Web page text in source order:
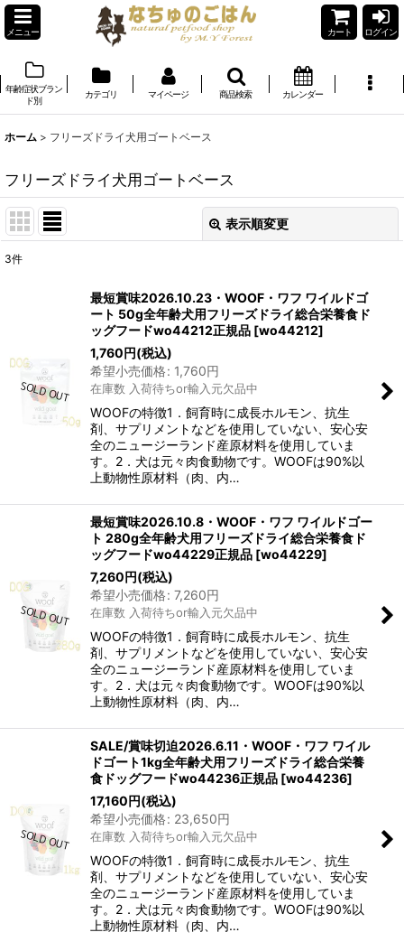
メニュー カート ログイン
年齢症状ブラン
ド別
カテゴリ マイページ 商品検索 カレンダー
ホーム > フリーズドライ犬用ゴートベース
フリーズドライ犬用ゴートベース
表示順変更
並び順
絞り込む
3件
最短賞味2026.10.23・WOOF・ワフ ワイルドゴ
ート 50g全年齢犬用フリーズドライ総合栄養食ド
ッグフードwo44212正規品 [wo44212]
1,760円(税込)
希望小売価格: 1,760円
在庫数 入荷待ちor輸入元欠品中
WOOFの特徴1．飼育時に成長ホルモン、抗生
剤、サプリメントなどを使用していない、安心安
全のニュージーランド産原材料を使用していま
す。2．犬は元々肉食動物です。WOOFは90%以
上動物性原材料（肉、内…
最短賞味2026.10.8・WOOF・ワフ ワイルドゴー
ト 280g全年齢犬用フリーズドライ総合栄養食ド
ッグフードwo44229正規品 [wo44229]
7,260円(税込)
希望小売価格: 7,260円
在庫数 入荷待ちor輸入元欠品中
WOOFの特徴1．飼育時に成長ホルモン、抗生
剤、サプリメントなどを使用していない、安心安
全のニュージーランド産原材料を使用していま
す。2．犬は元々肉食動物です。WOOFは90%以
上動物性原材料（肉、内…
SALE/賞味切迫2026.6.11・WOOF・ワフ ワイル
ドゴート1kg全年齢犬用フリーズドライ総合栄養
食ドッグフードwo44236正規品 [wo44236]
17,160円(税込)
希望小売価格: 23,650円
在庫数 入荷待ちor輸入元欠品中
WOOFの特徴1．飼育時に成長ホルモン、抗生
剤、サプリメントなどを使用していない、安心安
全のニュージーランド産原材料を使用していま
す。2．犬は元々肉食動物です。WOOFは90%以
上動物性原材料（肉、内…